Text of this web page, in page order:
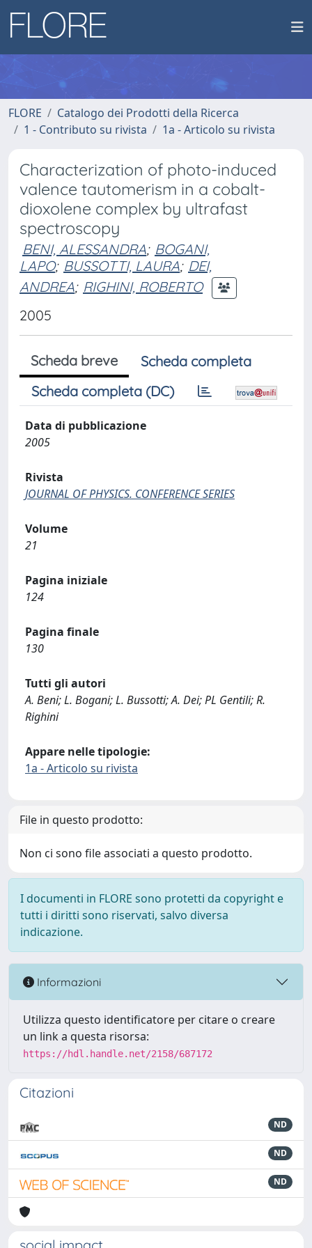
FLORE
Catalogo dei Prodotti della Ricerca
1 - Contributo su rivista
1a - Articolo su rivista
Characterization of photo-induced
valence tautomerism in a cobalt-
dioxolene complex by ultrafast
spectroscopy
BENI, ALESSANDRA; BOGANI,
LAPO; BUSSOTTI, LAURA; DEI,
ANDREA; RIGHINI, ROBERTO
2005
Scheda breve
Scheda completa
Scheda completa (DC)
Data di pubblicazione
2005
Rivista
JOURNAL OF PHYSICS. CONFERENCE SERIES
Volume
21
Pagina iniziale
124
Pagina finale
130
Tutti gli autori
A. Beni; L. Bogani; L. Bussotti; A. Dei; PL Gentili; R.
Righini
Appare nelle tipologie:
1a - Articolo su rivista
File in questo prodotto:
Non ci sono file associati a questo prodotto.
I documenti in FLORE sono protetti da copyright e
tutti i diritti sono riservati, salvo diversa
indicazione.
Informazioni
Utilizza questo identificatore per citare o creare
un link a questa risorsa:
https://hdl.handle.net/2158/687172
Citazioni
ND
ND
ND